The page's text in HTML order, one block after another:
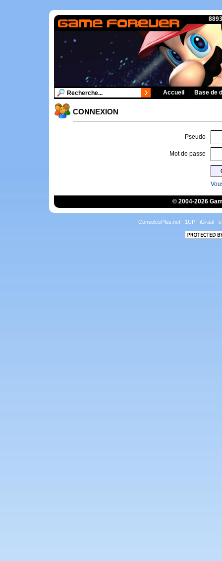
Accueil Base de
CONNEXION
Pseudo
Mot de passe
© 2004-2026
ConsolesPlus.net 1UP iGraal